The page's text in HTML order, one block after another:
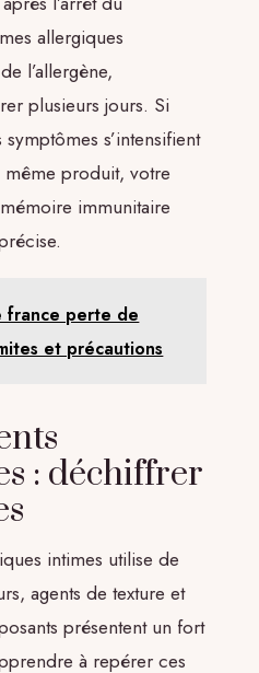
allergiques
l’allergène,
plusieurs jours. Si
s’intensifient
produit, votre
immunitaire
france perte de
et précautions
: déchiffrer
intimes utilise de
agents de texture et
présentent un fort
à repérer ces